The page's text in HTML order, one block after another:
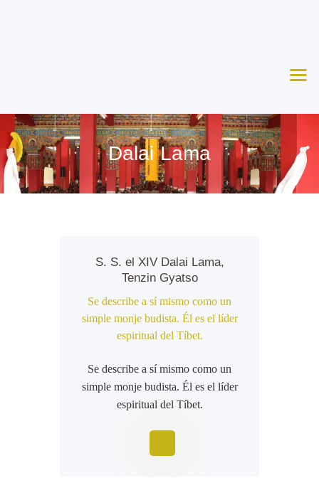
Dalai Lama
Agenda
Apoya
Contacto
S. S. el XIV Dalai Lama,
Tenzin Gyatso
Se describe a sí mismo como un
simple monje budista. Él es el líder
espiritual del Tíbet.
Se describe a sí mismo como un
simple monje budista. Él es el líder
espiritual del Tíbet.